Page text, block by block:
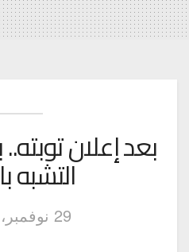
بعد إعلان
التشبه
29 نوفمبر، 2022